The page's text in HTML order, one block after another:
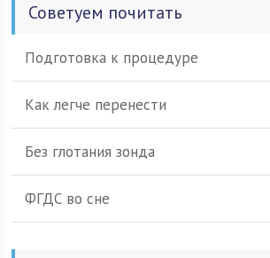
Советуем почитать
Подготовка к процедуре
Как легче перенести
Без глотания зонда
ФГДС во сне